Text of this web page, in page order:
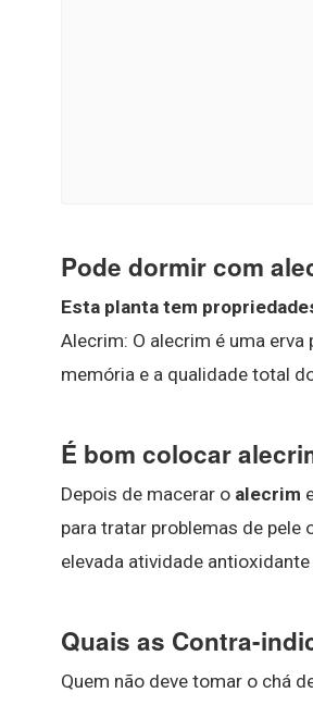
Pode dormir com
Esta planta tem
Alecrim: O alecrim é uma
memória e a qualidade total
É bom colocar
Depois de macerar o alecrim
para tratar problemas de pele
elevada atividade
Quais as Contra-
Quem não deve tomar o chá